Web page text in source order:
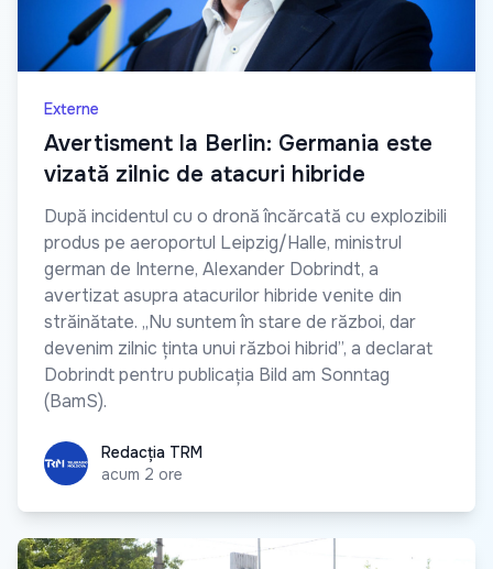
Externe
Avertisment la Berlin: Germania este
vizată zilnic de atacuri hibride
După incidentul cu o dronă încărcată cu explozibili
produs pe aeroportul Leipzig/Halle, ministrul
german de Interne, Alexander Dobrindt, a
avertizat asupra atacurilor hibride venite din
străinătate. „Nu suntem în stare de război, dar
devenim zilnic ținta unui război hibrid”, a declarat
Dobrindt pentru publicația Bild am Sonntag
(BamS).
Redacția TRM
Redacția TRM
acum 2 ore